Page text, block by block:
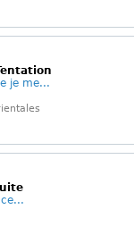
je me...